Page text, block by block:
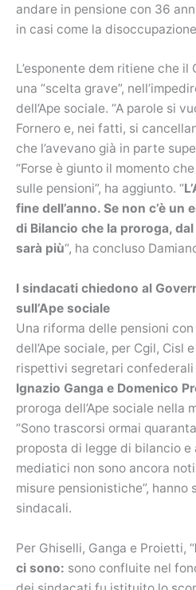
andare in pensione con 36
in casi come la
L’esponente dem ritiene che
una “scelta grave”,
dell’Ape sociale. “A parole si
Fornero e, nei fatti, si
che l’avevano già in parte
“Forse è giunto il momento
sulle pensioni”, ha aggiunto. “
fine dell’anno. Se non c’è un
di Bilancio che la proroga,
sarà più“, ha concluso
I sindacati chiedono al
sull’Ape sociale
Una riforma delle pensioni
dell’Ape sociale, per Cgil, Cisl
rispettivi segretari confederali
Ignazio Ganga e Domenico
proroga dell’Ape sociale nella
“Sono trascorsi ormai
proposta di legge di bilancio
mediatici non sono ancora
misure pensionistiche”,
sindacali.
Per Ghiselli, Ganga e Proietti, “
ci sono: sono confluite nel